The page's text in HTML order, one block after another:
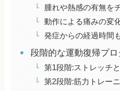
腫れや熱感の有無を
動作による痛みの変
発症からの経過時間
段階的な運動復帰プロ
第1段階:ストレッチ
第2段階:筋力トレー